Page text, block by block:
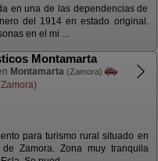
en una de las dependencias de
del 1914 en estado original.
en el mi ...
Montamarta
Montamarta (Zamora)
para turismo rural situado en
Zamora. Zona muy tranquila